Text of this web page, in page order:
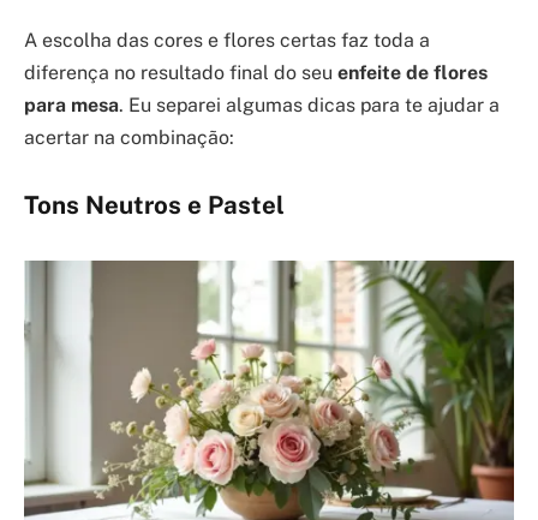
A escolha das cores e flores certas faz toda a
diferença no resultado final do seu enfeite de flores
para mesa. Eu separei algumas dicas para te ajudar a
acertar na combinação:
Tons Neutros e Pastel